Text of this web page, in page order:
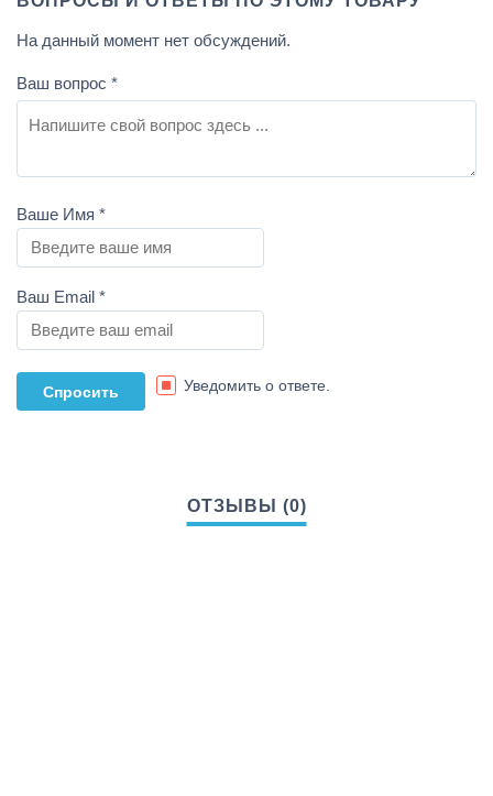
На данный момент нет обсуждений.
Ваш вопрос *
Ваше Имя *
Ваш Email *
Уведомить о ответе.